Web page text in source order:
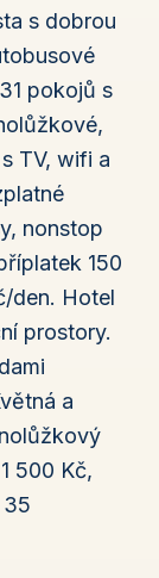
s dobrou
pokojů s
TV, wifi a
nonstop
150
den. Hotel
prostory.
a
500 Kč,
35